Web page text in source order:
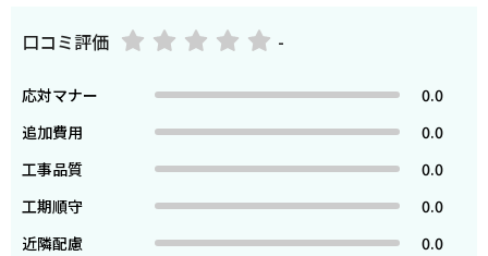
口コミ評価 -
応対マナー
0.0
追加費用
0.0
工事品質
0.0
工期順守
0.0
近隣配慮
0.0